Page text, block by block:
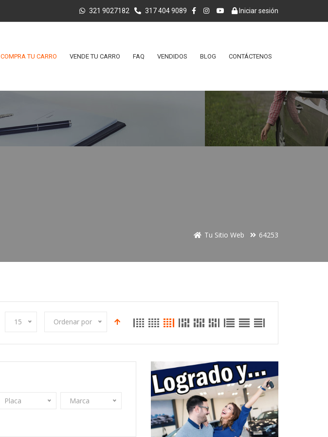
321 9027182 317 404 9089 Iniciar sesión
COMPRA TU CARRO VENDE TU CARRO FAQ VENDIDOS BLOG CONTÁCTENOS
Tu Sitio Web 64253
15 Ordenar por
Placa Marca